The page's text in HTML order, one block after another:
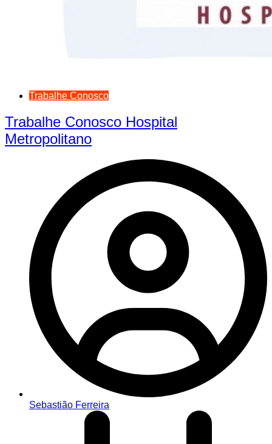
Trabalhe Conosco
Trabalhe Conosco Hospital
Metropolitano
Sebastião Ferreira